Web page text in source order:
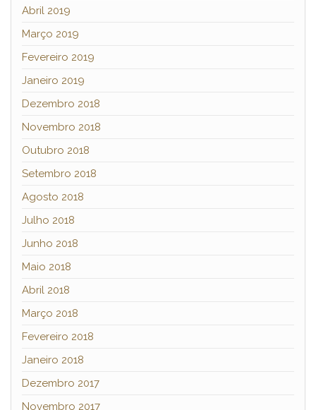
Abril 2019
Março 2019
Fevereiro 2019
Janeiro 2019
Dezembro 2018
Novembro 2018
Outubro 2018
Setembro 2018
Agosto 2018
Julho 2018
Junho 2018
Maio 2018
Abril 2018
Março 2018
Fevereiro 2018
Janeiro 2018
Dezembro 2017
Novembro 2017